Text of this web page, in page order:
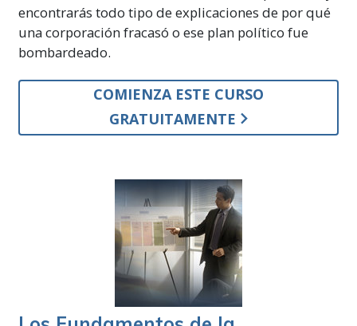
encontrarás todo tipo de explicaciones de por qué
una corporación fracasó o ese plan político fue
bombardeado.
COMIENZA ESTE CURSO
GRATUITAMENTE